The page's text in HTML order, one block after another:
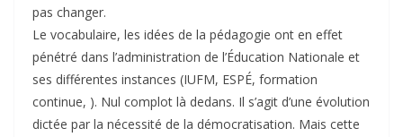
pas changer.
Le vocabulaire, les idées de la pédagogie ont en effet
pénétré dans l’administration de l’Éducation Nationale et
ses différentes instances (IUFM, ESPÉ, formation
continue, ). Nul complot là dedans. Il s’agit d’une évolution
dictée par la nécessité de la démocratisation. Mais cette